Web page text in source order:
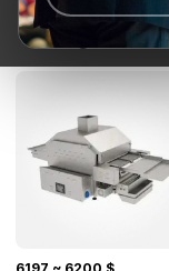
Yeni gelenler